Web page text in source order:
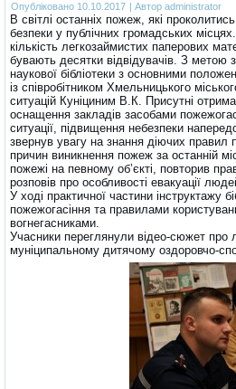
Опубліковано 10.10.2017 | Автор administrator
В світлі останніх пожеж, які
безпеки у публічних громадських
кількість легкозаймистих паперових
бувають десятки відвідувачів. З метою
наукової бібліотеки з основними
із співробітником Хмельницького
ситуацій Куніциним В.К. Присутні
оснащення закладів засобами
ситуації, підвищення небезпеки
звернув увагу на знання діючих правил
причин виникнення пожеж за останній
пожежі на певному об’єкті, повторив
розповів про особливості евакуації
У ході практичної частини інструктажу
пожежогасіння та правилами
вогнегасниками.
Учасники переглянули відео-сюжет про
муніципальному дитячому оздоровчо-